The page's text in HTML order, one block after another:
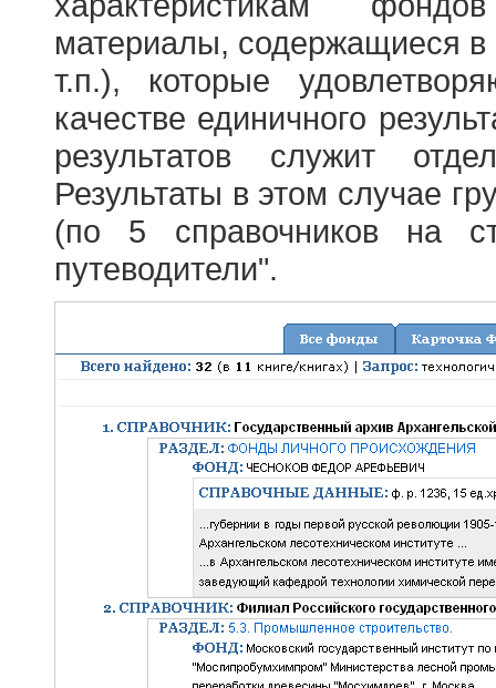
материалы, содержащиеся в
т.п.), которые
качестве единичного
результатов служит
Результаты в этом случае
(по 5 справочников на
путеводители".